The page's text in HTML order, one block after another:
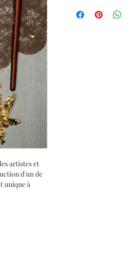
artistes et
d'un de
unique à